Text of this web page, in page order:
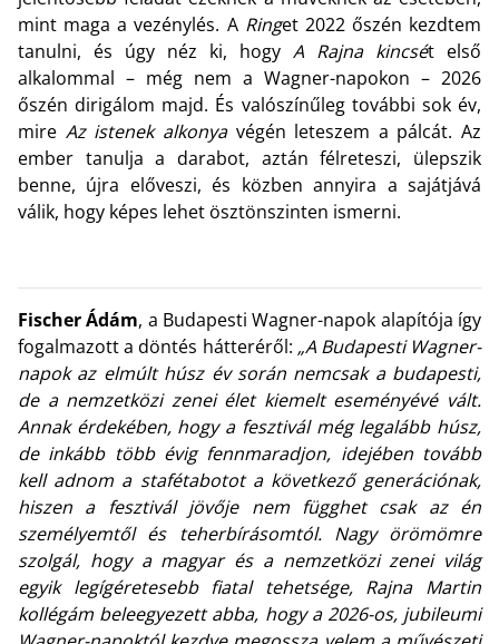
mint maga a vezénylés. A Ringet 2022 őszén kezdtem
tanulni, és úgy néz ki, hogy A Rajna kincsét első
alkalommal – még nem a Wagner-napokon – 2026
őszén dirigálom majd. És valószínűleg további sok év,
mire Az istenek alkonyavégén leteszem a pálcát. Az
ember tanulja a darabot, aztán félreteszi, ülepszik
benne, újra előveszi, és közben annyira a sajátjává
válik, hogy képes lehet ösztönszinten ismerni.
Fischer Ádám, a Budapesti Wagner-napok alapítója így
fogalmazott a döntés hátteréről: „A Budapesti Wagner-
napok az elmúlt húsz év során nemcsak a budapesti,
de a nemzetközi zenei élet kiemelt eseményévé vált.
Annak érdekében, hogy a fesztivál még legalább húsz,
de inkább több évig fennmaradjon, idejében tovább
kell adnom a stafétabotot a következő generációnak,
hiszen a fesztivál jövője nem függhet csak az én
személyemtől és teherbírásomtól. Nagy örömömre
szolgál, hogy a magyar és a nemzetközi zenei világ
egyik legígéretesebb fiatal tehetsége, Rajna Martin
kollégám beleegyezett abba, hogy a 2026-os, jubileumi